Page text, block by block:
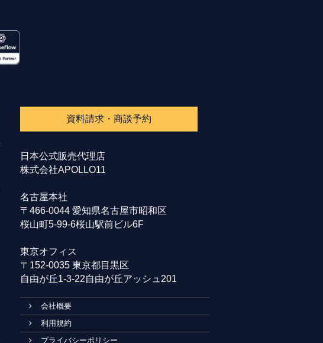
資料請求・商談予約
日本公式販売代理店
株式会社APOLLO11
名古屋本社
〒466-0044 愛知県名古屋市昭和区
桜山町5-99-6桜山駅前ビル6F
東京オフィス
〒152-0035 東京都目黒区
自由が丘1-3-22自由が丘アッシュ201
会社概要
利用規約
プライバシーポリシー